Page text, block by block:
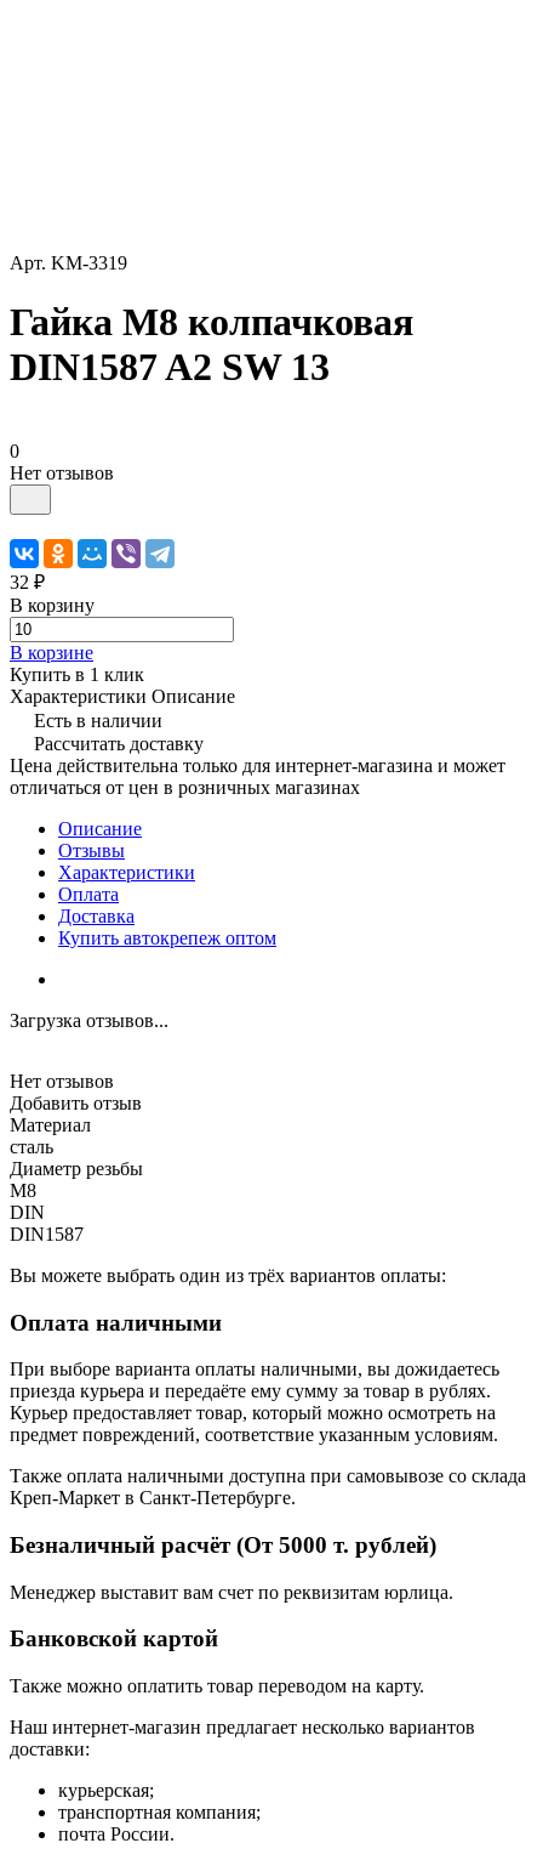
Арт. KM-3319
Гайка М8 колпачковая
DIN1587 A2 SW 13
0
Нет отзывов
32 ₽
В корзину
В корзине
Купить в 1 клик
Характеристики Описание
Есть в наличии
Рассчитать доставку
Цена действительна только для интернет-магазина и может
отличаться от цен в розничных магазинах
Описание
Отзывы
Характеристики
Оплата
Доставка
Купить автокрепеж оптом
Загрузка отзывов...
Нет отзывов
Добавить отзыв
Материал
сталь
Диаметр резьбы
M8
DIN
DIN1587
Вы можете выбрать один из трёх вариантов оплаты:
Оплата наличными
При выборе варианта оплаты наличными, вы дожидаетесь
приезда курьера и передаёте ему сумму за товар в рублях.
Курьер предоставляет товар, который можно осмотреть на
предмет повреждений, соответствие указанным условиям.
Также оплата наличными доступна при самовывозе со склада
Креп-Маркет в Санкт-Петербурге.
Безналичный расчёт (От 5000 т. рублей)
Менеджер выставит вам счет по реквизитам юрлица.
Банковской картой
Также можно оплатить товар переводом на карту.
Наш интернет-магазин предлагает несколько вариантов
доставки:
курьерская;
транспортная компания;
почта России.